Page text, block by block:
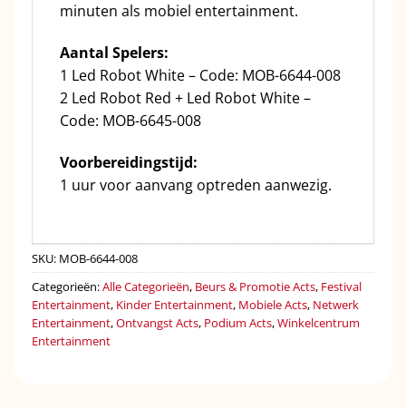
minuten als mobiel entertainment.
Aantal Spelers:
1 Led Robot White – Code: MOB-6644-008
2 Led Robot Red + Led Robot White –
Code: MOB-6645-008
Voorbereidingstijd:
1 uur voor aanvang optreden aanwezig.
SKU: MOB-6644-008
Categorieën:Alle Categorieën, Beurs & Promotie Acts, Festival
Entertainment, Kinder Entertainment, Mobiele Acts, Netwerk
Entertainment,Ontvangst Acts, Podium Acts,Winkelcentrum
Entertainment